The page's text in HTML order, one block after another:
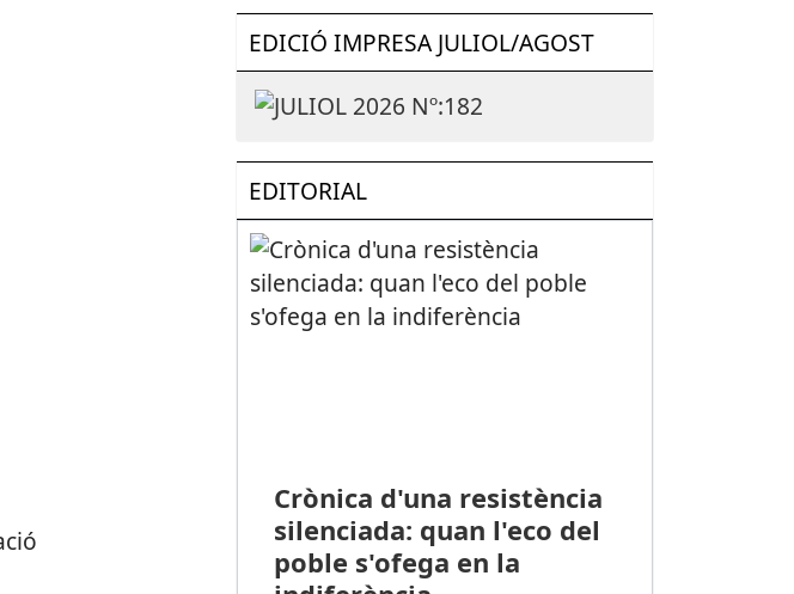
EDICIÓ IMPRESA JULIOL/AGOST
EDITORIAL
Crònica d'una resistència
silenciada: quan l'eco del
poble s'ofega en la